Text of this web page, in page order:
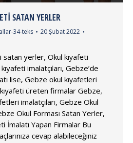
SATAN YERLER
34-teks
20 Şubat 2022
satan yerler, Okul kıyafeti
imalatçıları, Gebze’de
lise, Gebze okul kıyafetleri
üreten firmalar Gebze,
imalatçıları, Gebze Okul
Okul Forması Satan Yerler,
İmalatı Yapan Firmalar Bu
cevap alabileceğiniz